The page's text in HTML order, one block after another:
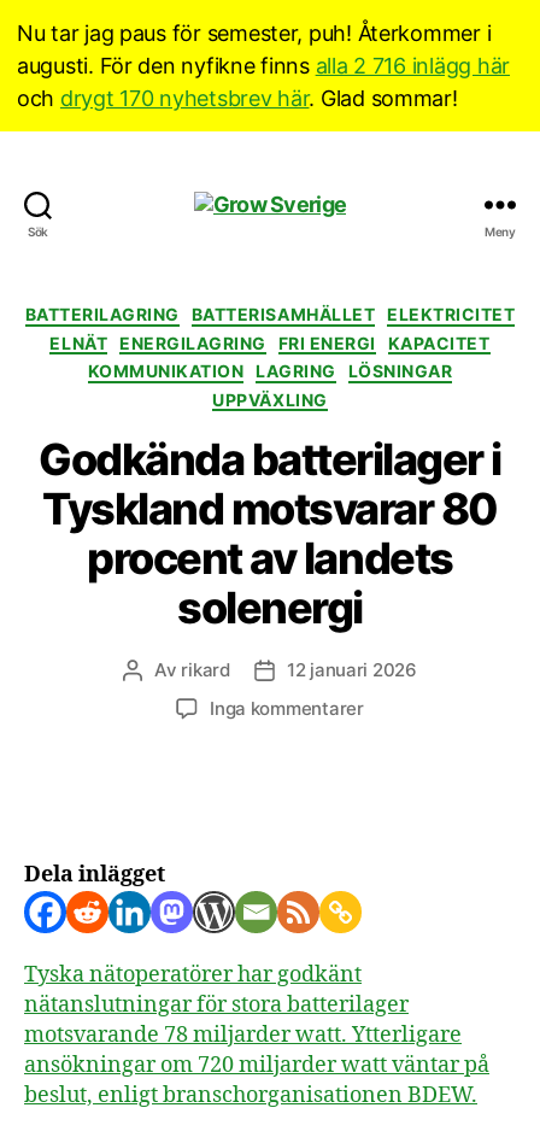
Nu tar jag paus för semester, puh! Återkommer i
augusti. För den nyfikne finns alla 2 716 inlägg här
och drygt 170 nyhetsbrev här. Glad sommar!
Sök Meny
Kategorier
BATTERILAGRING BATTERISAMHÄLLET ELEKTRICITET
ELNÄT ENERGILAGRING FRI ENERGI
KAPACITET
KOMMUNIKATION
LAGRING
LÖSNINGAR
UPPVÄXLING
Godkända batterilager i
Tyskland motsvarar 80
procent av landets
solenergi
Inläggsförfattare
Av rikard Inläggsdatum
12 januari 2026
Inga kommentarertill
Dela inlägget
Tyska nätoperatörer har godkänt
nätanslutningar för stora batterilager
motsvarande 78 miljarder watt. Ytterligare
ansökningar om 720 miljarder watt väntar på
beslut, enligt branschorganisationen BDEW.